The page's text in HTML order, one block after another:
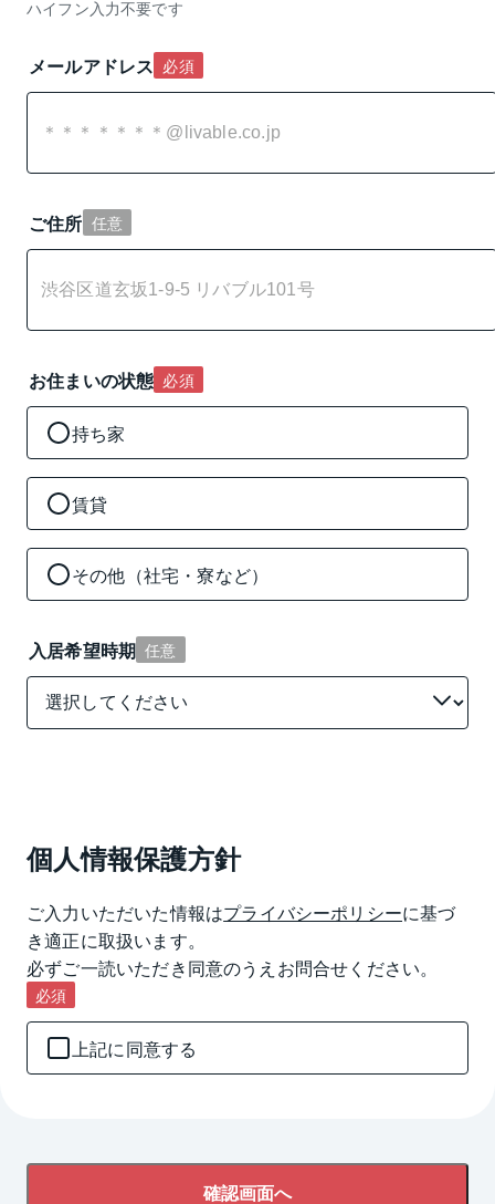
ハイフン入力不要です
メールアドレス 必須
ご住所 任意
お住まいの状態 必須
持ち家
賃貸
その他（社宅・寮など）
入居希望時期 任意
個人情報保護方針
ご入力いただいた情報はプライバシーポリシーに基づ
き適正に取扱います。
必ずご一読いただき同意のうえお問合せください。
必須
上記に同意する
確認画面へ